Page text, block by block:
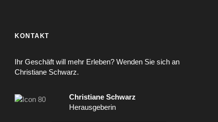
KONTAKT
Ihr Geschäft will mehr Erleben? Wenden Sie sich an
Christiane Schwarz.
Christiane Schwarz
Herausgeberin